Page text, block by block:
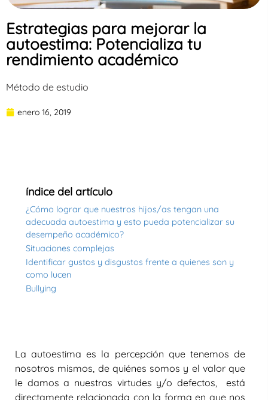
Estrategias para mejorar la
autoestima: Potencializa tu
rendimiento académico
Método de estudio
enero 16, 2019
índice del artículo
¿Cómo lograr que nuestros hijos/as tengan una
adecuada autoestima y esto pueda potencializar su
desempeño académico?
Situaciones complejas
Identificar gustos y disgustos frente a quienes son y
como lucen
Bullying
La autoestima es la percepción que tenemos de
nosotros mismos, de quiénes somos y el valor que
le damos a nuestras virtudes y/o defectos, está
directamente relacionada con la forma en que nos